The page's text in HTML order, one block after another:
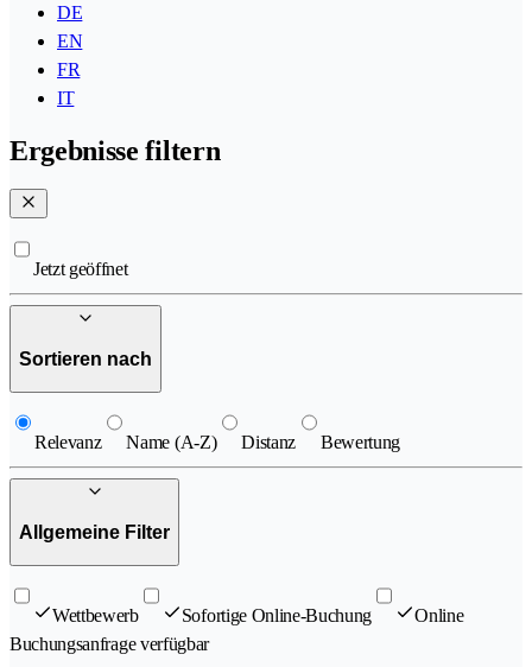
DE
EN
FR
IT
Ergebnisse filtern
Jetzt geöffnet
Sortieren nach
Relevanz Name (A-Z) Distanz Bewertung
Allgemeine Filter
Wettbewerb Sofortige Online-Buchung
Online
Buchungsanfrage verfügbar